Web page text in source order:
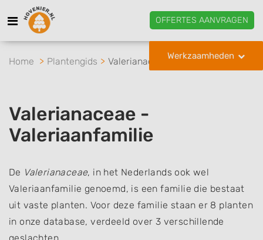
OFFERTES AANVRAGEN
Werkzaamheden
Home Plantengids Valerianaceae
Valerianaceae -
Valeriaanfamilie
De Valerianaceae, in het Nederlands ook wel
Valeriaanfamilie genoemd, is een familie die bestaat
uit vaste planten. Voor deze familie staan er 8 planten
in onze database, verdeeld over 3 verschillende